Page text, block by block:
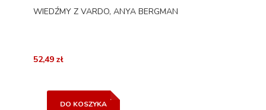
WIEDŹMY Z VARDO, ANYA BERGMAN
52,49 zł
DO KOSZYKA